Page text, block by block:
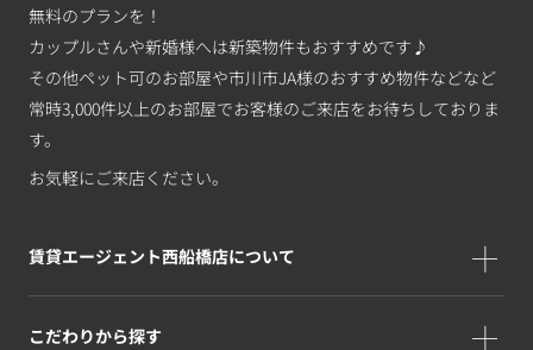
無料のプランを！
カップルさんや新婚様へは新築物件もおすすめです♪
その他ペット可のお部屋や市川市JA様のおすすめ物件などなど
常時3,000件以上のお部屋でお客様のご来店をお待ちしておりま
す。
お気軽にご来店ください。
賃貸エージェント西船橋店について
こだわりから探す